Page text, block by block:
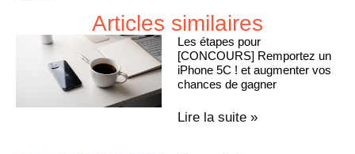
Articles similaires
Les étapes pour
[CONCOURS] Remportez un
iPhone 5C ! et augmenter vos
chances de gagner
Lire la suite »